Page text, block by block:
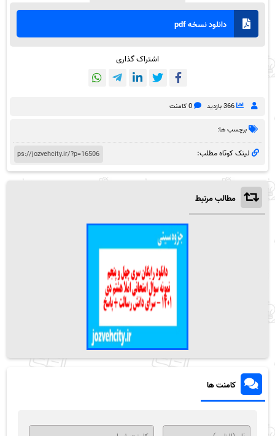
دانلود نسخه pdf
اشتراک گذاری
366 بازدید 0 کامنت
برچسب ها:
لینک کوتاه مطلب:
مطالب مرتبط
کامنت ها